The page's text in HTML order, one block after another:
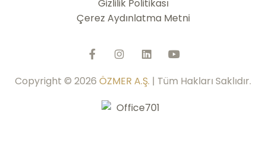
Gizlilik Politikası
Çerez Aydınlatma Metni
Copyright © 2026 ÖZMER A.Ş. | Tüm Hakları Saklıdır.